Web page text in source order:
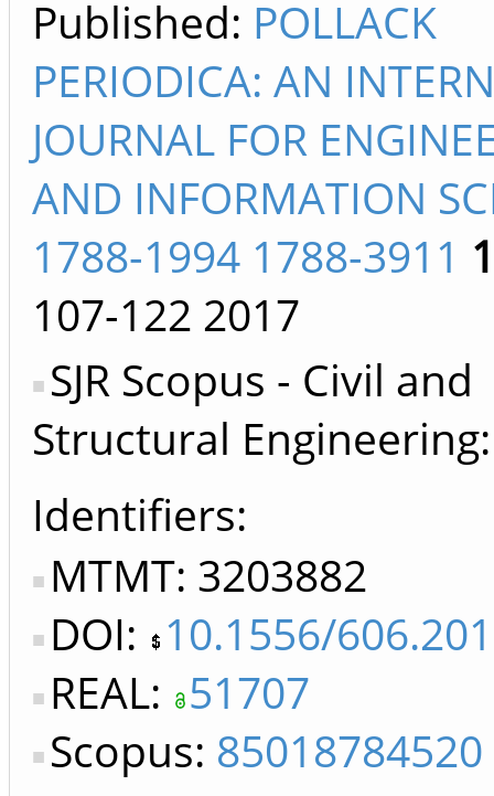
Published: POLLACK
PERIODICA: AN
JOURNAL FOR
AND INFORMATION
1788-1994 1788-3911
107-122 2017
SJR Scopus - Civil and
Structural
Identifiers
MTMT: 3203882
DOI: 10.1556/
REAL: 51707
Scopus: 85018784520